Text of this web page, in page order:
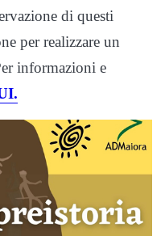
di questi
per realizzare un
informazioni e